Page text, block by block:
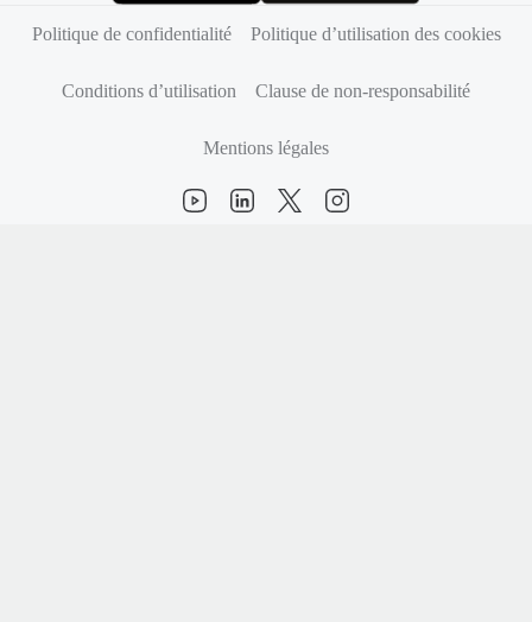
Politique de confidentialité
Politique d’utilisation des cookies
Conditions d’utilisation Clause de non-responsabilité
Mentions légales